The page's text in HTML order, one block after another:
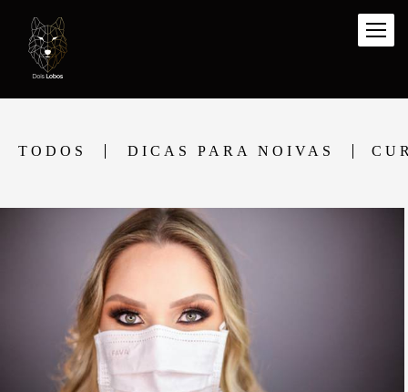
TODOS DICAS PARA NOIVAS